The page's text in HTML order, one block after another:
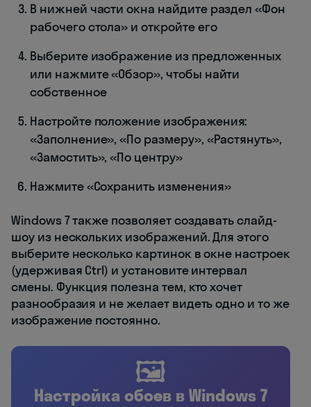
В нижней части окна найдите раздел «Фон
рабочего стола» и откройте его
Выберите изображение из предложенных
или нажмите «Обзор», чтобы найти
собственное
Настройте положение изображения:
«Заполнение», «По размеру», «Растянуть»,
«Замостить», «По центру»
Нажмите «Сохранить изменения»
Windows 7 также позволяет создавать слайд-
шоу из нескольких изображений. Для этого
выберите несколько картинок в окне настроек
(удерживая Ctrl) и установите интервал
смены. Функция полезна тем, кто хочет
разнообразия и не желает видеть одно и то же
изображение постоянно.
🖼️
Настройка обоев в Windows 7